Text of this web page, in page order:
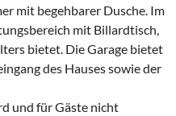
mit begehbarer Dusche. Im
mit Billardtisch,
bietet. Die Garage bietet
des Hauses sowie der
und für Gäste nicht